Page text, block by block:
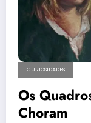
CURIOSIDADES
Os
Choram